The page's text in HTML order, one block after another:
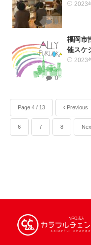
0
2023
0
福岡市
催スケ
2023
Page 4 / 13 ‹ Previous
6 7 8